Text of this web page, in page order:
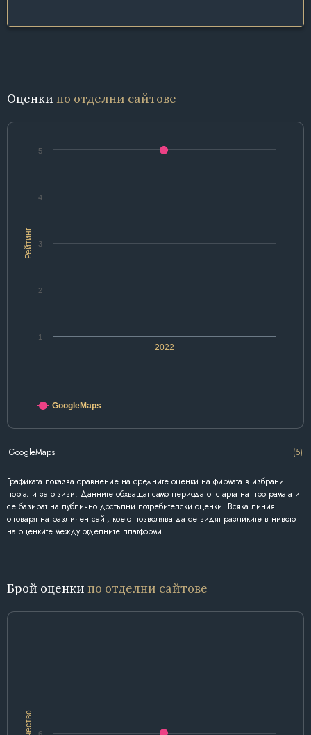
Оценки по отделни сайтове
Рейтинг
2022
1
2
3
4
5
GoogleMaps
GoogleMaps (5)
Графиката показва сравнение на средните оценки на фирмата в избрани
портали за отзиви. Данните обхващат само периода от старта на програмата и
се базират на публично достъпни потребителски оценки. Всяка линия
отговаря на различен сайт, което позволява да се видят разликите в нивото
на оценките между отделните платформи.
Брой оценки по отделни сайтове